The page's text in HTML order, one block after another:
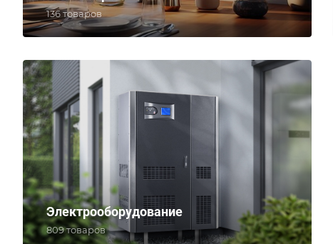
136 товаров
Электрооборудование
809 товаров